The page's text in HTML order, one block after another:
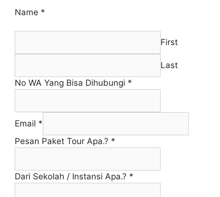
Name *
First
Last
No WA Yang Bisa Dihubungi *
Email *
Pesan Paket Tour Apa.? *
Dari Sekolah / Instansi Apa.? *